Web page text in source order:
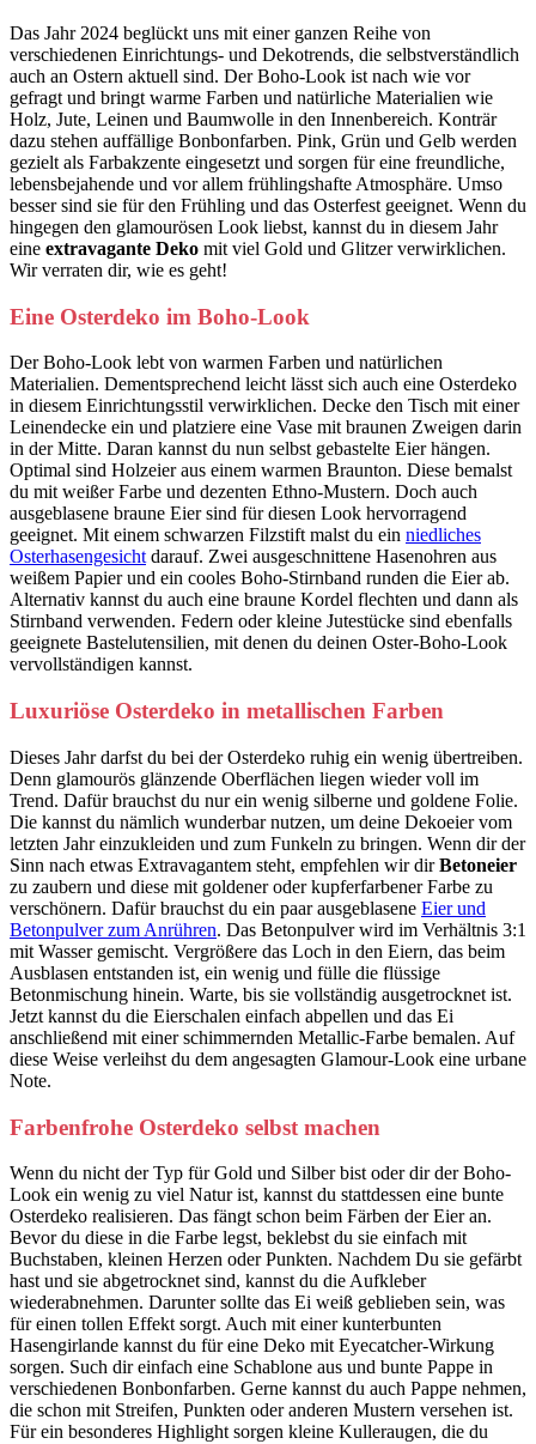
Das Jahr 2024 beglückt uns mit einer ganzen Reihe von
verschiedenen Einrichtungs- und Dekotrends, die selbstverständlich
auch an Ostern aktuell sind. Der Boho-Look ist nach wie vor
gefragt und bringt warme Farben und natürliche Materialien wie
Holz, Jute, Leinen und Baumwolle in den Innenbereich. Konträr
dazu stehen auffällige Bonbonfarben. Pink, Grün und Gelb werden
gezielt als Farbakzente eingesetzt und sorgen für eine freundliche,
lebensbejahende und vor allem frühlingshafte Atmosphäre. Umso
besser sind sie für den Frühling und das Osterfest geeignet. Wenn du
hingegen den glamourösen Look liebst, kannst du in diesem Jahr
eine extravagante Deko mit viel Gold und Glitzer verwirklichen.
Wir verraten dir, wie es geht!
Eine Osterdeko im Boho-Look
Der Boho-Look lebt von warmen Farben und natürlichen
Materialien. Dementsprechend leicht lässt sich auch eine Osterdeko
in diesem Einrichtungsstil verwirklichen. Decke den Tisch mit einer
Leinendecke ein und platziere eine Vase mit braunen Zweigen darin
in der Mitte. Daran kannst du nun selbst gebastelte Eier hängen.
Optimal sind Holzeier aus einem warmen Braunton. Diese bemalst
du mit weißer Farbe und dezenten Ethno-Mustern. Doch auch
ausgeblasene braune Eier sind für diesen Look hervorragend
geeignet. Mit einem schwarzen Filzstift malst du ein niedliches
Osterhasengesichtdarauf. Zwei ausgeschnittene Hasenohren aus
weißem Papier und ein cooles Boho-Stirnband runden die Eier ab.
Alternativ kannst du auch eine braune Kordel flechten und dann als
Stirnband verwenden. Federn oder kleine Jutestücke sind ebenfalls
geeignete Bastelutensilien, mit denen du deinen Oster-Boho-Look
vervollständigen kannst.
Luxuriöse Osterdeko in metallischen Farben
Dieses Jahr darfst du bei der Osterdeko ruhig ein wenig übertreiben.
Denn glamourös glänzende Oberflächen liegen wieder voll im
Trend. Dafür brauchst du nur ein wenig silberne und goldene Folie.
Die kannst du nämlich wunderbar nutzen, um deine Dekoeier vom
letzten Jahr einzukleiden und zum Funkeln zu bringen. Wenn dir der
Sinn nach etwas Extravagantem steht, empfehlen wir dirBetoneier
zu zaubern und diese mit goldener oder kupferfarbener Farbe zu
verschönern. Dafür brauchst du ein paar ausgeblasene Eier und
Betonpulver zum Anrühren. Das Betonpulver wird im Verhältnis 3:1
mit Wasser gemischt. Vergrößere das Loch in den Eiern, das beim
Ausblasen entstanden ist, ein wenig und fülle die flüssige
Betonmischung hinein. Warte, bis sie vollständig ausgetrocknet ist.
Jetzt kannst du die Eierschalen einfach abpellen und das Ei
anschließend mit einer schimmernden Metallic-Farbe bemalen. Auf
diese Weise verleihst du dem angesagten Glamour-Look eine urbane
Note.
Farbenfrohe Osterdeko selbst machen
Wenn du nicht der Typ für Gold und Silber bist oder dir der Boho-
Look ein wenig zu viel Natur ist, kannst du stattdessen eine bunte
Osterdeko realisieren. Das fängt schon beim Färben der Eier an.
Bevor du diese in die Farbe legst, beklebst du sie einfach mit
Buchstaben, kleinen Herzen oder Punkten. Nachdem Du sie gefärbt
hast und sie abgetrocknet sind, kannst du die Aufkleber
wiederabnehmen. Darunter sollte das Ei weiß geblieben sein, was
für einen tollen Effekt sorgt. Auch mit einer kunterbunten
Hasengirlande kannst du für eine Deko mit Eyecatcher-Wirkung
sorgen. Such dir einfach eine Schablone aus und bunte Pappe in
verschiedenen Bonbonfarben. Gerne kannst du auch Pappe nehmen,
die schon mit Streifen, Punkten oder anderen Mustern versehen ist.
Für ein besonderes Highlight sorgen kleine Kulleraugen, die du